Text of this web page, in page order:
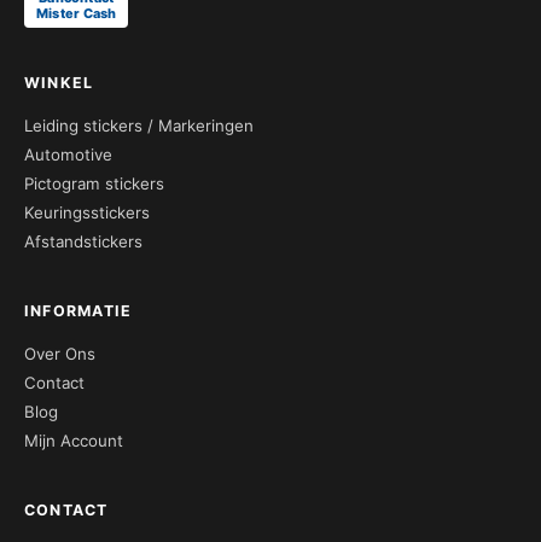
Mister Cash
WINKEL
Leiding stickers / Markeringen
Automotive
Pictogram stickers
Keuringsstickers
Afstandstickers
INFORMATIE
Over Ons
Contact
Blog
Mijn Account
CONTACT